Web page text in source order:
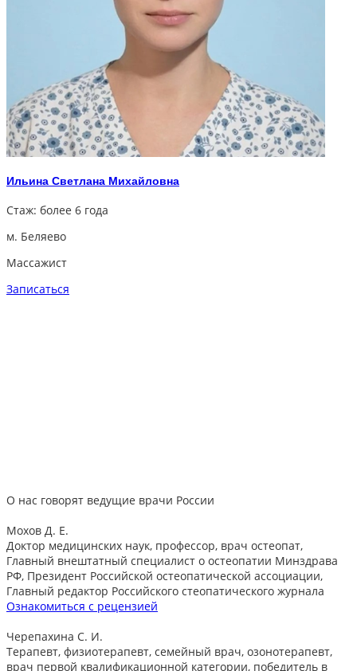
О нас говорят ведущие врачи России
Мохов Д. Е.
Доктор медицинских наук, профессор, врач остеопат,
Главный внештатный специалист о остеопатии Минздрава
РФ, Президент Российской остеопатической ассоциации,
Главный редактор Российского стеопатического журнала
Ознакомиться с рецензией
Черепахина С. И.
Терапевт, физиотерапевт, семейный врач, озонотерапевт,
врач первой квалификационной категории, победитель в